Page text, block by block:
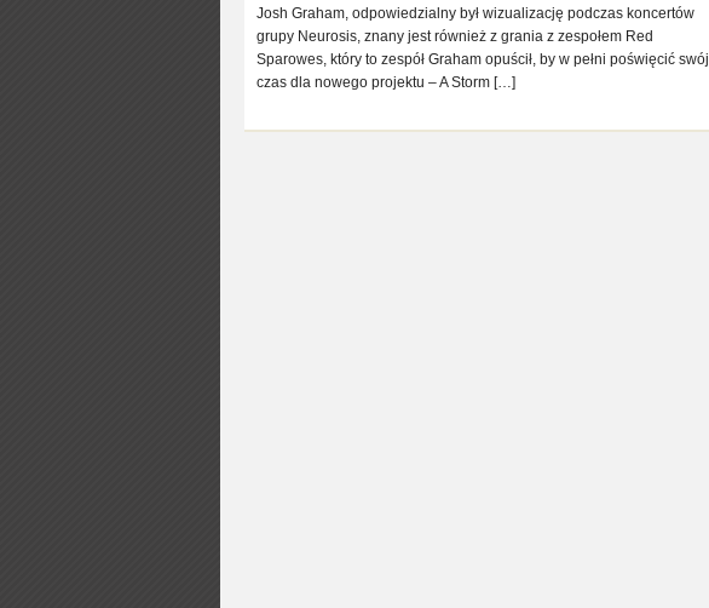
Josh Graham, odpowiedzialny był wizualizację podczas koncertów
grupy Neurosis, znany jest również z grania z zespołem Red
Sparowes, który to zespół Graham opuścił, by w pełni poświęcić swój
czas dla nowego projektu – A Storm […]